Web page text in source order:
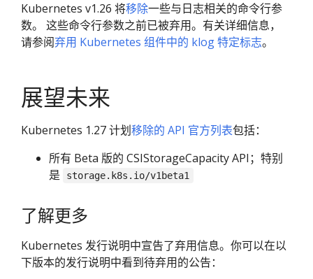
Kubernetes v1.26 将移除一些与日志相关的命令行参
数。 这些命令行参数之前已被弃用。有关详细信息，
请参阅弃用 Kubernetes 组件中的 klog 特定标志。
展望未来
Kubernetes 1.27 计划移除的 API 官方列表包括：
所有 Beta 版的 CSIStorageCapacity API；特别
是
storage.k8s.io/v1beta1
了解更多
Kubernetes 发行说明中宣告了弃用信息。你可以在以
下版本的发行说明中看到待弃用的公告：